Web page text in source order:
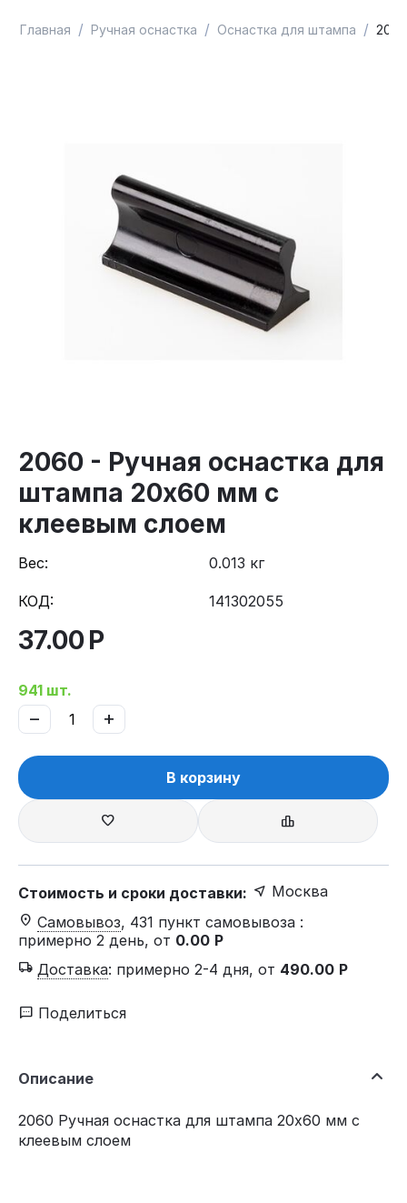
Главная / Ручная оснастка / Оснастка для штампа /
2060 - Ручная оснастка для
штампа 20х60 мм с
клеевым слоем
Вес: 0.013 кг
КОД: 141302055
37.00Р
941 шт.
+
−
В корзину
Стоимость и сроки доставки:
Москва
Самовывоз, 431 пункт самовывоза :
примерно 2 день, от 0.00 Р
Доставка: примерно 2-4 дня, от 490.00 Р
Поделиться
Описание
2060 Ручная оснастка для штампа 20х60 мм с
клеевым слоем